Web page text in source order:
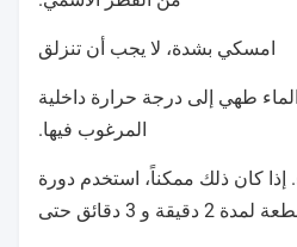
امسكي بشدة، لا يجب أن تنزلق
الماء طهي إلى درجة حرارة داخلية
المرغوب فيها.
إذا كان ذلك ممكناً، استخدم دورة
و 3 دقائق حتى